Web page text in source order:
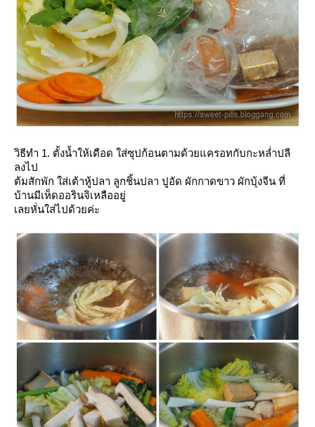
วิธีทำ 1. ตั้งน้ำให้เดือด ใส่ซุปก้อนตามด้วยแครอทกับกะหล่ำปลี
ลงไป
ต้มสักพัก ใส่เต้าหู้ปลา ลูกชิ้นปลา ปูอัด ผักกาดขาว ผักบุ้งจีน ที่
บ้านมีเห็ดออรินจิเหลืออยู่
เลยหั่นใส่ไปด้วยค่ะ